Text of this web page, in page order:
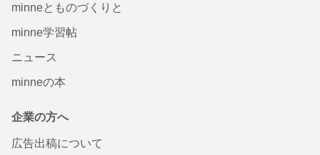
minneとものづくりと
minne学習帖
ニュース
minneの本
企業の方へ
広告出稿について